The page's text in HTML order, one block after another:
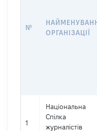
№
ОРГАНІЗАЦІЇ
1
Національна
Спілка
журналістів